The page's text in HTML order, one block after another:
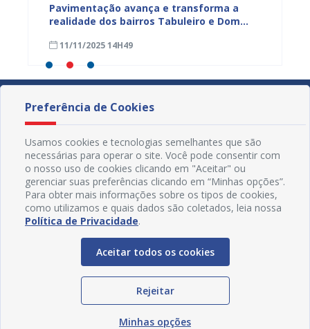
Pavimentação avança e transforma a
realidade dos bairros Tabuleiro e Dom
11/11/2025 14H49
Redes Sociais
Preferência de Cookies
Usamos cookies e tecnologias semelhantes que são
necessárias para operar o site. Você pode consentir com
o nosso uso de cookies clicando em "Aceitar" ou
gerenciar suas preferências clicando em “Minhas opções”.
Para obter mais informações sobre os tipos de cookies,
como utilizamos e quais dados são coletados, leia nossa
Política de Privacidade.
Aceitar todos os cookies
Rejeitar
Minhas opções